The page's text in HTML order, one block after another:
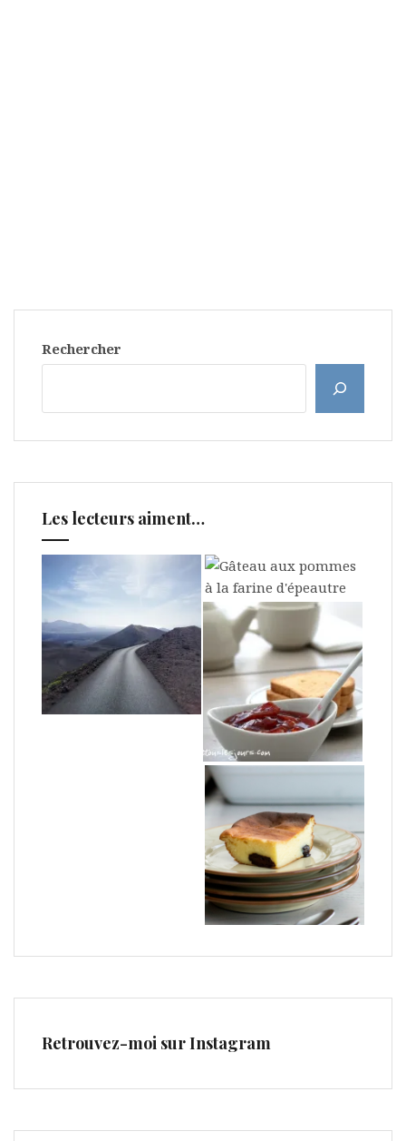
Rechercher
Les lecteurs aiment…
Retrouvez-moi sur Instagram